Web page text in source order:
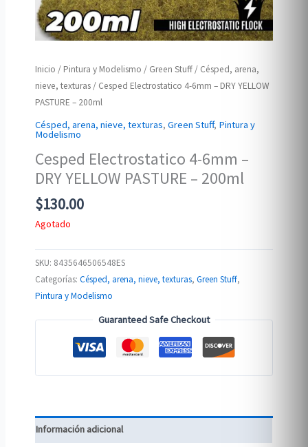
Inicio / Pintura y Modelismo / Green Stuff / Césped, arena,
nieve, texturas / Cesped Electrostatico 4-6mm – DRY YELLOW
PASTURE – 200ml
Césped, arena, nieve, texturas,Green Stuff, Pintura y
Modelismo
Cesped Electrostatico 4-6mm –
DRY YELLOW PASTURE – 200ml
$130.00
Agotado
SKU: 8435646506548ES
Categorías:Césped, arena, nieve, texturas,Green Stuff,
Pintura y Modelismo
Guaranteed Safe Checkout
Información adicional